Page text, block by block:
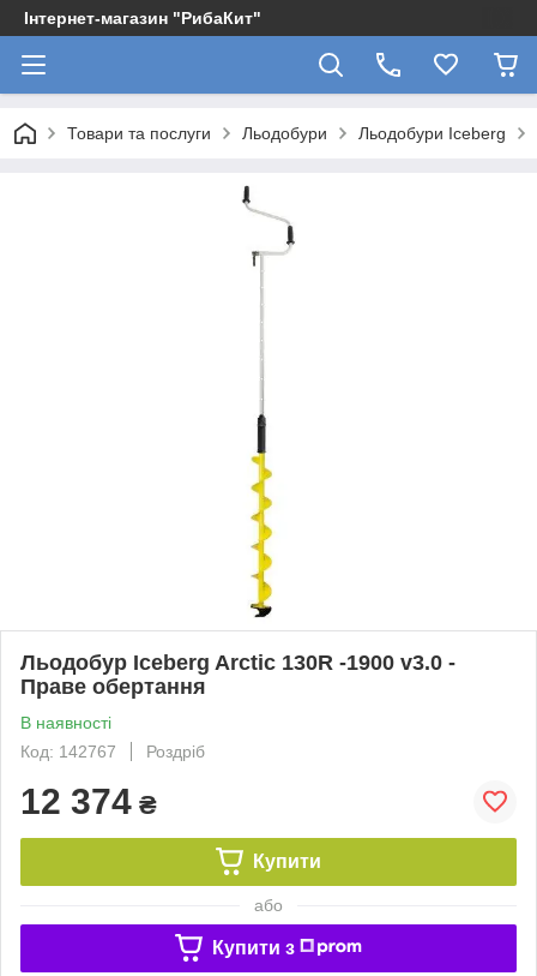
Інтернет-магазин "РибаКит"
Товари та послуги Льодобури Льодобури Iceberg
Льодобур Iceberg Arctic 130R -1900 v3.0 -
Праве обертання
В наявності
Код: 142767
Роздріб
12 374 ₴
Купити
або
Купити з